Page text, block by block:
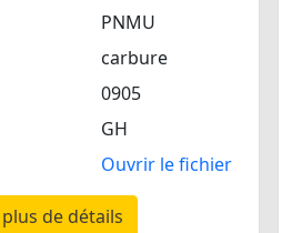
PNMU
carbure
0905
GH
Ouvrir le fichier
de détails